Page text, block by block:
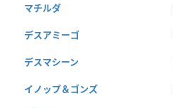
マチルダ
デスアミーゴ
デスマシーン
イノップ＆ゴンズ